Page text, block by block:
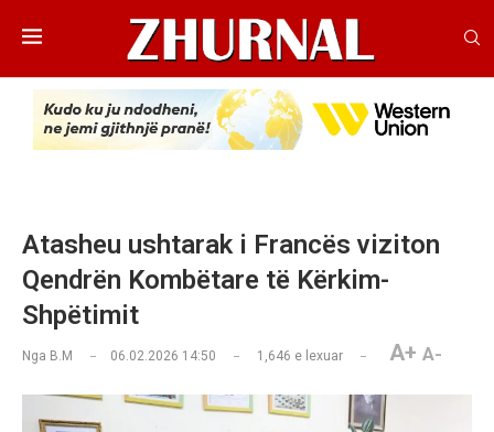
Atasheu ushtarak i Francës viziton
Qendrën Kombëtare të Kërkim-
Shpëtimit
Nga B.M 06.02.2026 14:50 1,646 e lexuar A+ A-